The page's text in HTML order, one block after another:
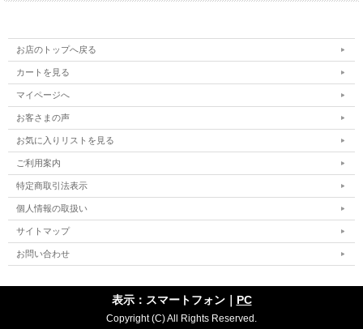
お店のトップへ戻る
カートを見る
マイページへ
お客さまの声
お気に入りリストを見る
ご利用案内
特定商取引法表示
個人情報の取扱い
サイトマップ
お問い合わせ
表示：スマートフォン｜ PC
Copyright (C) All Rights Reserved.